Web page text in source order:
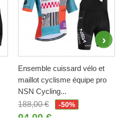
Ensemble cuissard vélo et
maillot cyclisme équipe pro
NSN Cycling...
188,00 €
-50%
94,00 €